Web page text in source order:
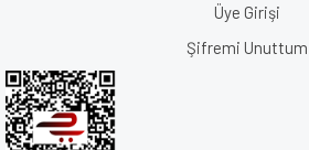
Üye Girişi
Şifremi Unuttum